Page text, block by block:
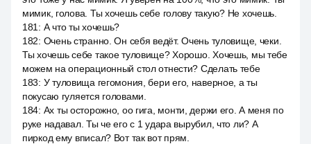
мимик, голова. Ты хочешь себе голову такую? Не хочешь.
181 : А что ты хочешь?
182: Очень странно. Он себя ведёт. Очень туловище, чеки.
Ты хочешь себе такое туловище? Хорошо. Хочешь, мы тебе
можем на операционный стол отнести? Сделать тебе
183: У туловища гегомония, бери его, наверное, а ты
покусаю гуляется головами.
184: Ах ты осторожно, оо гига, монти, держи его. А меня по
руке надавал. Ты че его с 1 удара вырубил, что ли? А
пиркод ему вписал? Вот так вот прям.